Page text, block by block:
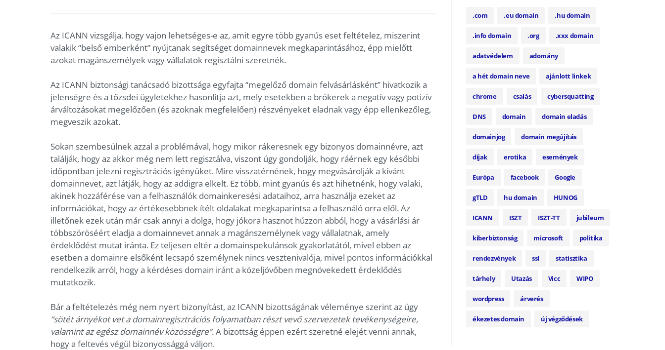
Az ICANN vizsgálja, hogy vajon lehetséges-e az, amit egyre több gyanús eset feltételez, miszerint
valakik “belső emberként” nyújtanak segítséget domainnevek megkaparintásához, épp mielőtt
azokat magánszemélyek vagy vállalatok regisztálni szeretnék.
Az ICANN biztonsági tanácsadó bizottsága egyfajta “megelőző domain felvásárlásként” hivatkozik a
jelenségre és a tőzsdei ügyletekhez hasonlítja azt, mely esetekben a brókerek a negatív vagy potizív
árváltozásokat megelőzően (és azoknak megfelelően) részvényeket eladnak vagy épp ellenkezőleg,
megveszik azokat.
Sokan szembesülnek azzal a problémával, hogy mikor rákeresnek egy bizonyos domainnévre, azt
találják, hogy az akkor még nem lett regisztálva, viszont úgy gondolják, hogy ráérnek egy későbbi
időpontban jelezni regisztrációs igényüket. Mire visszatérnének, hogy megvásárolják a kívánt
domainnevet, azt látják, hogy az addigra elkelt. Ez több, mint gyanús és azt hihetnénk, hogy valaki,
akinek hozzáférése van a felhasználók domainkeresési adataihoz, arra használja ezeket az
információkat, hogy az értékesebbnek ítélt oldalakat megkaparintsa a felhasználó orra elől. Az
illetőnek ezek után már csak annyi a dolga, hogy jókora hasznot húzzon abból, hogy a vásárlási ár
többszöröséért eladja a domainnevet annak a magánszemélynek vagy vállalatnak, amely
érdeklődést mutat iránta. Ez teljesen eltér a domainspekulánsok gyakorlatától, mivel ebben az
esetben a domainre elsőként lecsapó személynek nincs vesztenivalója, mivel pontos információkkal
rendelkezik arról, hogy a kérdéses domain iránt a közeljövőben megnövekedett érdeklődés
mutatkozik.
Bár a feltételezés még nem nyert bizonyítást, az ICANN bizottságának véleménye szerint az ügy
“sötét árnyékot vet a domainregisztrációs folyamatban részt vevő szervezetek tevékenységeire,
valamint az egész domainnév közösségre”.A bizottság éppen ezért szeretné elejét venni annak,
hogy a feltevés végül bizonyossággá váljon.
.com .eu domain .hu domain
.info domain .org .xxx domain
adatvédelem adomány
a hét domain neve ajánlott linkek
chrome csalás cybersquatting
DNS domain domain eladás
domainjog domain megújítás
díjak erotika események
Európa facebook Google
gTLD hu domain HUNOG
ICANN ISZT ISZT-TT jubileum
kiberbiztonság microsoft politika
rendezvények ssl statisztika
tárhely Utazás Vicc WIPO
wordpress árverés
ékezetes domain új végződések